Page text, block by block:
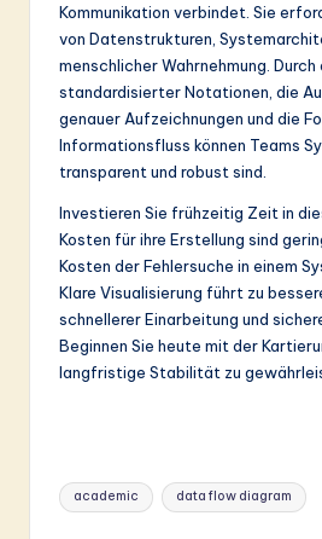
Kommunikation verbindet. Sie
von Datenstrukturen,
menschlicher Wahrnehmung. Durch
standardisierter Notationen, die
genauer Aufzeichnungen und die
Informationsfluss können Teams
transparent und robust sind.
Investieren Sie frühzeitig Zeit in
Kosten für ihre Erstellung sind
Kosten der Fehlersuche in einem
Klare Visualisierung führt zu
schnellerer Einarbeitung und
Beginnen Sie heute mit der
langfristige Stabilität zu
Tags:
academic data flow diagram